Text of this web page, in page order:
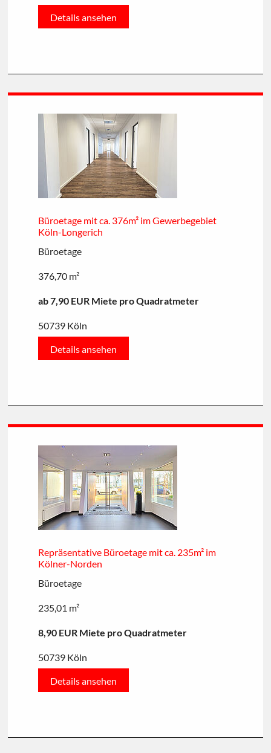
Details ansehen
Büroetage mit ca. 376m² im Gewerbegebiet
Köln-Longerich
Büroetage
376,70 m²
ab 7,90 EUR Miete pro Quadratmeter
50739 Köln
Details ansehen
Repräsentative Büroetage mit ca. 235m² im
Kölner-Norden
Büroetage
235,01 m²
8,90 EUR Miete pro Quadratmeter
50739 Köln
Details ansehen